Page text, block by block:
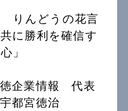
うの花言
に勝利を確信す
う心」
情報 代表
都宮徳治